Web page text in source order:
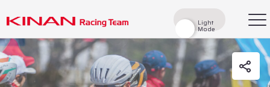
Light
Mode
Light
Mode